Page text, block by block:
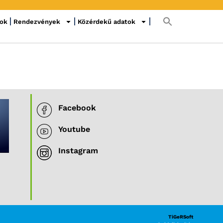
Rendezvények Közérdekű adatok
Facebook
Youtube
Instagram
TiGeRSoft